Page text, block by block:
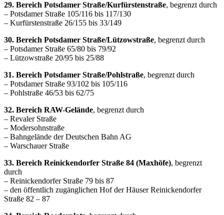
29. Bereich Potsdamer Straße/Kurfürstenstraße, begrenzt durch
– Potsdamer Straße 105/116 bis 117/130
– Kurfürstenstraße 26/155 bis 33/149
30. Bereich Potsdamer Straße/Lützowstraße, begrenzt durch
– Potsdamer Straße 65/80 bis 79/92
– Lützowstraße 20/95 bis 25/88
31. Bereich Potsdamer Straße/Pohlstraße, begrenzt durch
– Potsdamer Straße 93/102 bis 105/116
– Pohlstraße 46/53 bis 62/75
32. Bereich RAW-Gelände, begrenzt durch
– Revaler Straße
– Modersohnstraße
– Bahngelände der Deutschen Bahn AG
– Warschauer Straße
33. Bereich Reinickendorfer Straße 84 (Maxhöfe), begrenzt
durch
– Reinickendorfer Straße 79 bis 87
– den öffentlich zugänglichen Hof der Häuser Reinickendorfer
Straße 82 – 87